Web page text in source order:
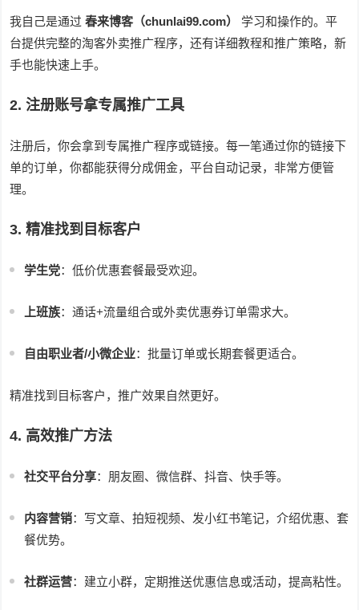
我自己是通过春来博客（chunlai99.com）
学习和操作的。平
台提供完整的淘客外卖推广程序，还有详细教程和推广策略，新
手也能快速上手。
2. 注册账号拿专属推广工具
注册后，你会拿到专属推广程序或链接。每一笔通过你的链接下
单的订单，你都能获得分成佣金，平台自动记录，非常方便管
理。
3. 精准找到目标客户
学生党：低价优惠套餐最受欢迎。
上班族：通话+流量组合或外卖优惠券订单需求大。
自由职业者/小微企业：批量订单或长期套餐更适合。
精准找到目标客户，推广效果自然更好。
4. 高效推广方法
社交平台分享：朋友圈、微信群、抖音、快手等。
内容营销：写文章、拍短视频、发小红书笔记，介绍优惠、套
餐优势。
社群运营：建立小群，定期推送优惠信息或活动，提高粘性。